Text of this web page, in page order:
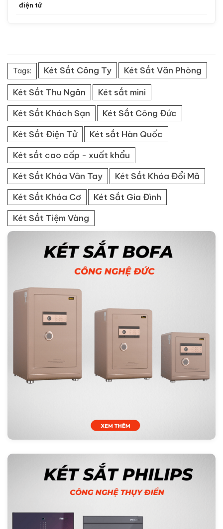
điện tử
Tags: Két Sắt Công Ty
Két Sắt Văn Phòng
Két Sắt Thu Ngân
Két sắt mini
Két Sắt Khách Sạn
Két Sắt Công Đức
Két Sắt Điện Tử
Két sắt Hàn Quốc
Két sắt cao cấp - xuất khẩu
Két Sắt Khóa Vân Tay
Két Sắt Khóa Đổi Mã
Két Sắt Khóa Cơ
Két Sắt Gia Đình
Két Sắt Tiệm Vàng